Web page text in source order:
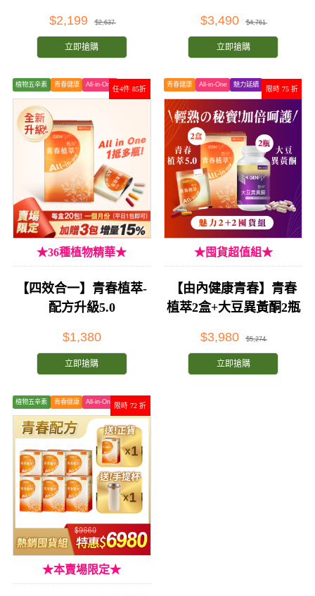
$2,199 $2,637
立即搶購
$3,490 $4,761
立即搶購
任4件 85折
植物五辛素 青春健康 All-in-One
★36種植物精華★
【四效合一】青春植萃-
配方升級5.0
$1,380
立即搶購
限時 75 折
青春健康 All-in-One 魅力延續
★囤貨超值組★
【由內健康青春】青春
植萃2盒+大豆異黃酮2瓶
$3,980 $5,274
立即搶購
限時 72 折
植物五辛素 青春健康 All-in-One
★本賣場限定★